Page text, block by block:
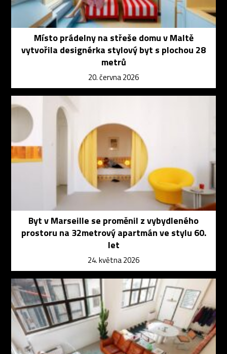
Místo prádelny na střeše domu v Maltě
vytvořila designérka stylový byt s plochou 28
metrů
20. června 2026
Byt v Marseille se proměnil z vybydleného
prostoru na 32metrový apartmán ve stylu 60.
let
24. května 2026